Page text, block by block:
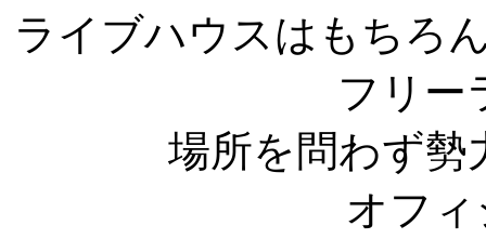
ライブハウスはもちろ
フリー
場所を問わず勢
オフ